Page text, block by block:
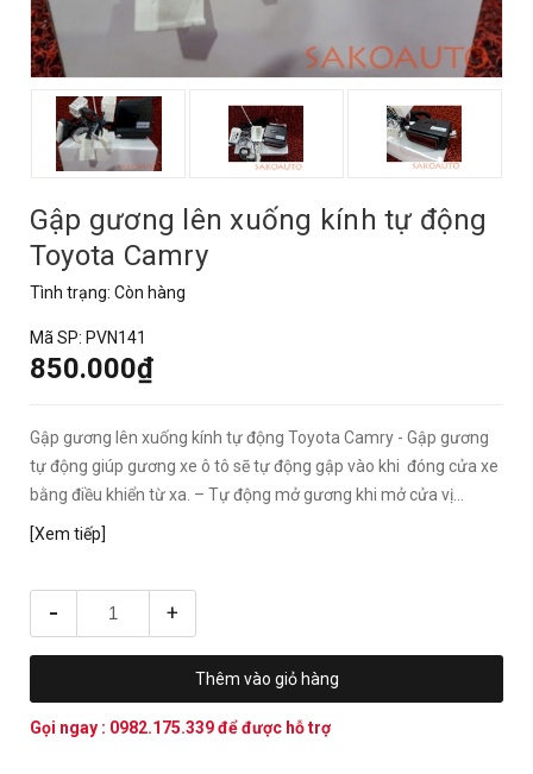
Gập gương lên xuống kính tự động
Toyota Camry
Tình trạng: Còn hàng
Mã SP: PVN141
850.000₫
Gập gương lên xuống kính tự động Toyota Camry - Gập gương
tự động giúp gương xe ô tô sẽ tự động gập vào khi đóng cửa xe
bằng điều khiển từ xa. – Tự động mở gương khi mở cửa vị...
[Xem tiếp]
- +
Thêm vào giỏ hàng
Gọi ngay : 0982.175.339để được hỗ trợ